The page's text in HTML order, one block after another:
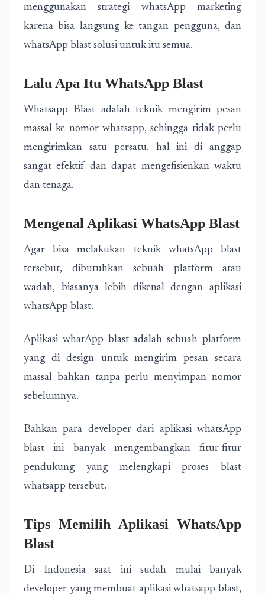
menggunakan strategi whatsApp marketing
karena bisa langsung ke tangan pengguna, dan
whatsApp blast solusi untuk itu semua.
Lalu Apa Itu WhatsApp Blast
Whatsapp Blast adalah teknik mengirim pesan
massal ke nomor whatsapp, sehingga tidak perlu
mengirimkan satu persatu. hal ini di anggap
sangat efektif dan dapat mengefisienkan waktu
dan tenaga.
Mengenal Aplikasi WhatsApp Blast
Agar bisa melakukan teknik whatsApp blast
tersebut, dibutuhkan sebuah platform atau
wadah, biasanya lebih dikenal dengan aplikasi
whatsApp blast.
Aplikasi whatApp blast adalah sebuah platform
yang di design untuk mengirim pesan secara
massal bahkan tanpa perlu menyimpan nomor
sebelumnya.
Bahkan para developer dari aplikasi whatsApp
blast ini banyak mengembangkan fitur-fitur
pendukung yang melengkapi proses blast
whatsapp tersebut.
Tips Memilih Aplikasi WhatsApp
Blast
Di Indonesia saat ini sudah mulai banyak
developer yang membuat aplikasi whatsapp blast,